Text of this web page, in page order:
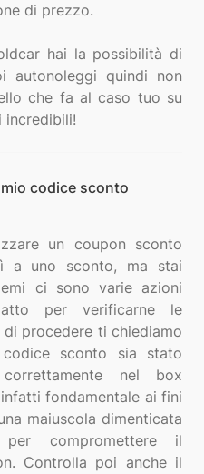
di prezzo.
hai la possibilità di
autonoleggi quindi non
che fa al caso tuo su
codice sconto
un coupon sconto
a uno sconto, ma stai
ci sono varie azioni
per verificarne le
procedere ti chiediamo
sconto sia stato
nel box
fondamentale ai fini
maiuscola dimenticata
compromettere il
Controlla poi anche il